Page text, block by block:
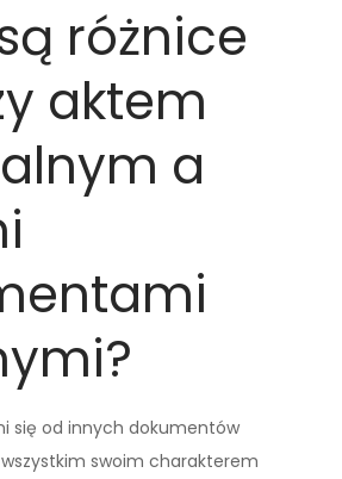
różnice
aktem
a
się od innych dokumentów
swoim charakterem